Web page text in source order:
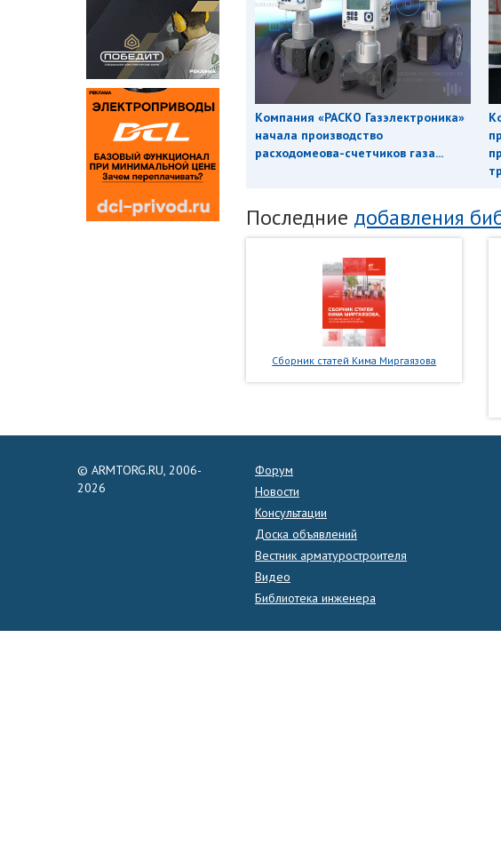
Компания «РАСКО Газэлектроника»
начала производство
расходомеова-счетчиков газа...
Последние добавления
Сборник статей Кима Миргаязова
© ARMTORG.RU, 2006-
2026
Форум
Новости
Консультации
Доска объявлений
Вестник арматуростроителя
Видео
Библиотека инженера